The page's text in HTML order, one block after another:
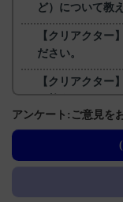
ど）について教
【クリアクタ
ださい。
【クリアクタ
【クリアクター
て教えてくださ
アンケート:ご意見を